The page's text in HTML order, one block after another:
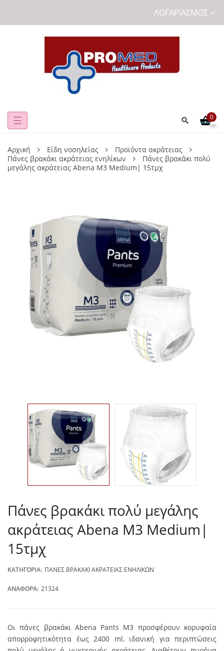
ΛΟΓΑΡΙΑΣΜΌΣ
Toggle
☰ 0
Αρχική Είδη νοσηλείας
Προϊόντα ακράτειας
Πάνες βρακάκι ακράτειας ενηλίκων
Πάνες βρακάκι πολύ
μεγάλης ακράτειας Abena M3 Medium| 15τμχ
Πάνες βρακάκι πολύ μεγάλης
ακράτειας Abena M3 Medium|
15τμχ
ΚΑΤΗΓΟΡΊΑ: ΠΆΝΕΣ ΒΡΑΚΆΚΙ ΑΚΡΆΤΕΙΑΣ ΕΝΗΛΊΚΩΝ
ΑΝΑΦΟΡΆ: 21324
Οι πάνες βρακάκι Abena Pants M3 προσφέρουν κορυφαία
απορροφητικότητα έως 2400 ml, ιδανική για περιπτώσεις